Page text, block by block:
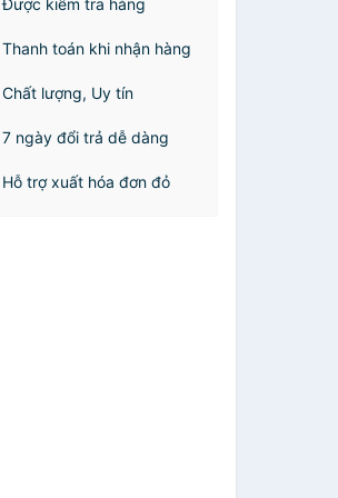
Được kiểm tra hàng
Thanh toán khi nhận hàng
Chất lượng, Uy tín
7 ngày đổi trả dễ dàng
Hỗ trợ xuất hóa đơn đỏ